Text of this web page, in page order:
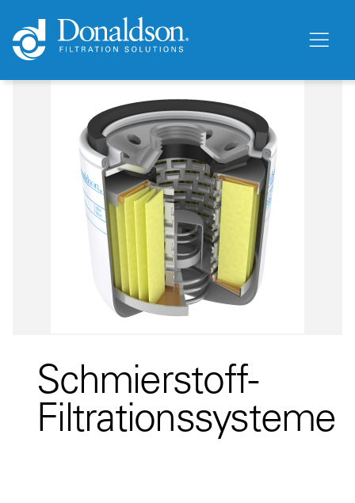
Schmierstoff-
Filtrationssysteme